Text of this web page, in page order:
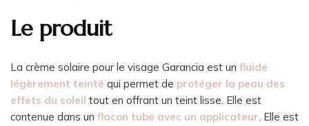
Le produit
La crème solaire pour le visage Garancia est un fluide
légèrement teinté qui permet de protéger la peau des
effets du soleil tout en offrant un teint lisse. Elle est
contenue dans un flacon tube avec un applicateur. Elle est